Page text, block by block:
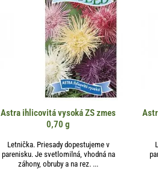
Astra ihlicovitá vysoká ZS zmes
0,70 g
Letnička. Priesady dopestujeme v
parenisku. Je svetlomilná, vhodná na
záhony, obruby a na rez. ...